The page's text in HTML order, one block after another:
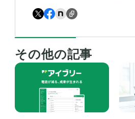
その他の記事